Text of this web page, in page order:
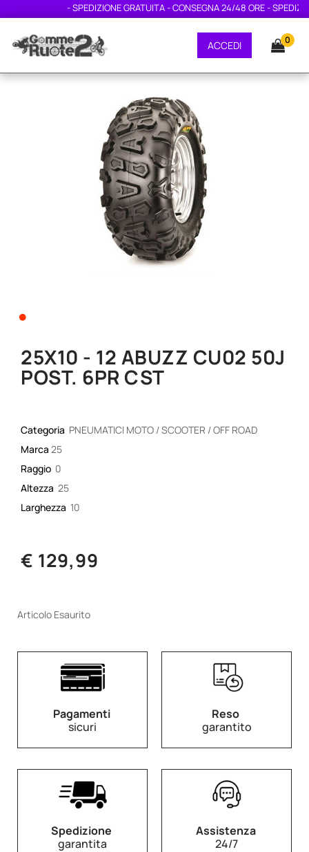
- SPEDIZIONE GRATUITA - CONSEGNA 24/48 ORE -
ACCEDI 0
•
25X10 - 12 ABUZZ CU02 50J
POST. 6PR CST
Categoria PNEUMATICI MOTO / SCOOTER / OFF ROAD
Marca 25
Raggio 0
Altezza 25
Larghezza 10
€ 129,99
Articolo Esaurito
Pagamenti
sicuri
Reso
garantito
Spedizione
garantita
Assistenza
24/7